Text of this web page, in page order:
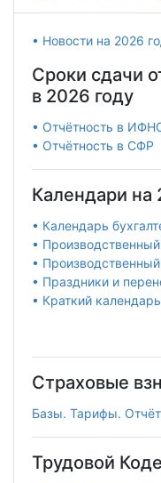
• Новости на 2026
Сроки сдачи
в 2026 году
• Отчётность в
• Отчётность в СФР
Календари на
• Календарь
•
•
• Праздники и
• Краткий
Страховые
Базы. Тарифы.
Трудовой